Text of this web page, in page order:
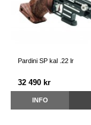
Pardini SP kal .22 lr
32 490 kr
INFO